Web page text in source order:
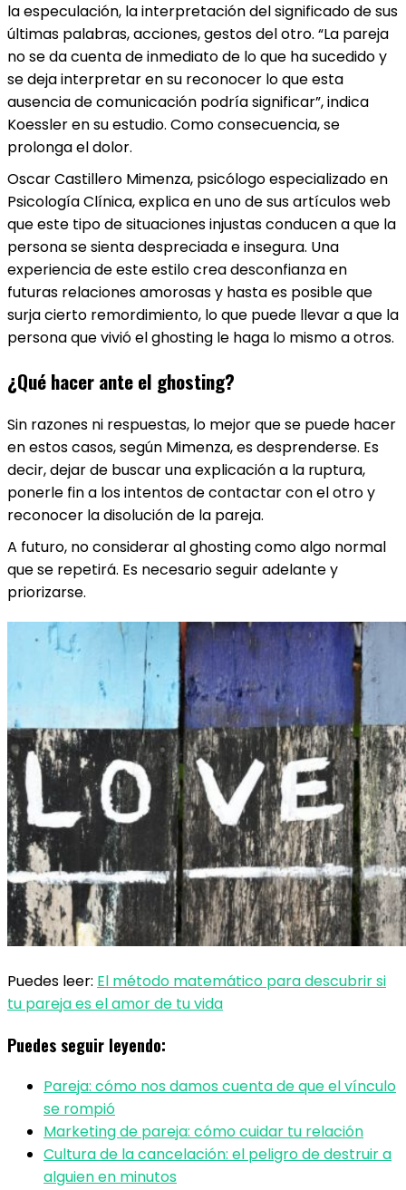
la especulación, la interpretación del significado de sus
últimas palabras, acciones, gestos del otro. “La pareja
no se da cuenta de inmediato de lo que ha sucedido y
se deja interpretar en su reconocer lo que esta
ausencia de comunicación podría significar”, indica
Koessler en su estudio. Como consecuencia, se
prolonga el dolor.
Oscar Castillero Mimenza, psicólogo especializado en
Psicología Clínica, explica en uno de sus artículos web
que este tipo de situaciones injustas conducen a que la
persona se sienta despreciada e insegura. Una
experiencia de este estilo crea desconfianza en
futuras relaciones amorosas y hasta es posible que
surja cierto remordimiento, lo que puede llevar a que la
persona que vivió el ghosting le haga lo mismo a otros.
¿Qué hacer ante el ghosting?
Sin razones ni respuestas, lo mejor que se puede hacer
en estos casos, según Mimenza, es desprenderse. Es
decir, dejar de buscar una explicación a la ruptura,
ponerle fin a los intentos de contactar con el otro y
reconocer la disolución de la pareja.
A futuro, no considerar al ghosting como algo normal
que se repetirá. Es necesario seguir adelante y
priorizarse.
Puedes leer: El método matemático para descubrir si
tu pareja es el amor de tu vida
Puedes seguir leyendo:
Pareja: cómo nos damos cuenta de que el vínculo
se rompió
Marketing de pareja: cómo cuidar tu relación
Cultura de la cancelación: el peligro de destruir a
alguien en minutos